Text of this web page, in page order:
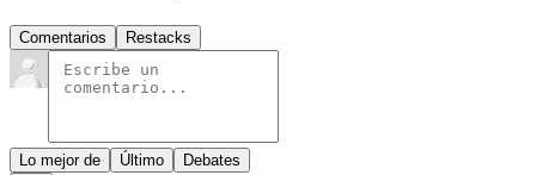
Comentarios Restacks
Lo mejor de Último Debates